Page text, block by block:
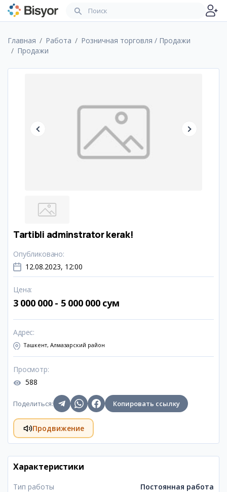
Главная Работа
Розничная торговля / Продажи
Продажи
Tartibli adminstrator kerak!
Опубликовано:
12.08.2023, 12:00
Цена:
3 000 000 - 5 000 000 сум
Адрес:
Ташкент, Алмазарский район
Просмотр:
588
Поделиться: Копировать ссылку
Продвижение
Характеристики
Тип работы Постоянная работа